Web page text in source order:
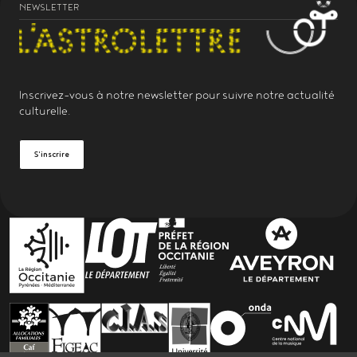
NEWSLETTER
Inscrivez-vous à notre newsletter pour suivre notre actualité
culturelle.
S'inscrire
PARTENAIRES